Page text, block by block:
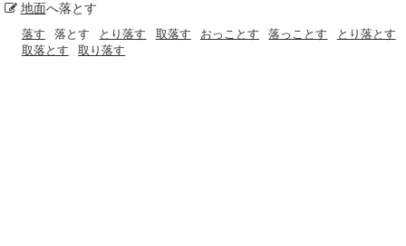
地面へ落とす
落す 落とす とり落す 取落す おっことす 落っことす
とり落とす
取落とす
取り落す